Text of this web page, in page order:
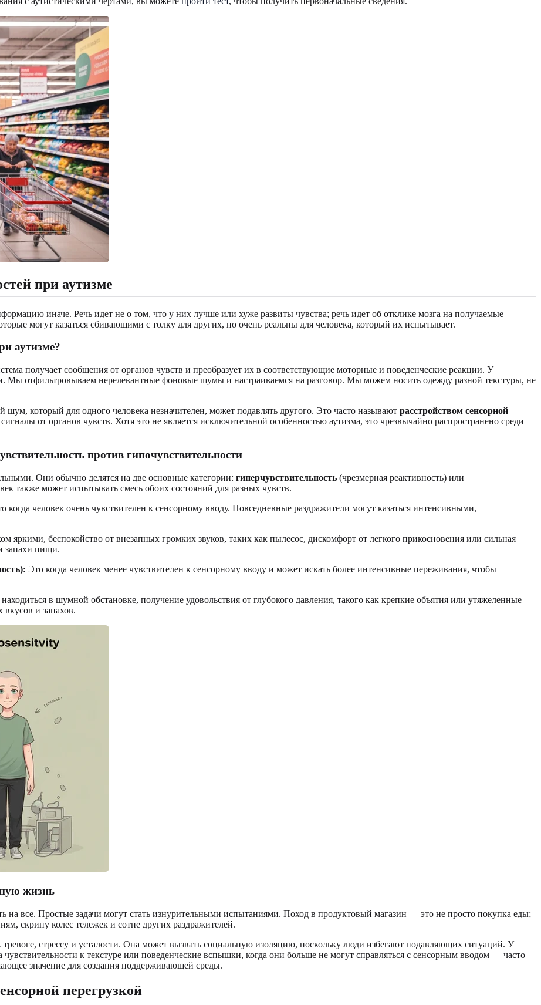
при аутизме
иначе. Речь идет не о том, что у них лучше или хуже развиты чувства; речь идет об отклике мозга на получаемые
могут казаться сбивающими с толку для других, но очень реальны для человека, который их испытывает.
аутизме?
получает сообщения от органов чувств и преобразует их в соответствующие моторные и поведенческие реакции. У
Мы отфильтровываем нерелевантные фоновые шумы и настраиваемся на разговор. Мы можем носить одежду разной текстуры, не
который для одного человека незначителен, может подавлять другого. Это часто называют расстройством сенсорной
от органов чувств. Хотя это не является исключительной особенностью аутизма, это чрезвычайно распространено среди
против гипочувствительности
Они обычно делятся на две основные категории: гиперчувствительность (чрезмерная реактивность) или
также может испытывать смесь обоих состояний для разных чувств.
когда человек очень чувствителен к сенсорному вводу. Повседневные раздражители могут казаться интенсивными,
яркими, беспокойство от внезапных громких звуков, таких как пылесос, дискомфорт от легкого прикосновения или сильная
запахи пищи.
Это когда человек менее чувствителен к сенсорному вводу и может искать более интенсивные переживания, чтобы
в шумной обстановке, получение удовольствия от глубокого давления, такого как крепкие объятия или утяжеленные
и запахов.
жизнь
на все. Простые задачи могут стать изнурительными испытаниями. Поход в продуктовый магазин — это не просто покупка еды;
скрипу колес тележек и сотне других раздражителей.
стрессу и усталости. Она может вызвать социальную изоляцию, поскольку люди избегают подавляющих ситуаций. У
чувствительности к текстуре или поведенческие вспышки, когда они больше не могут справляться с сенсорным вводом — часто
значение для создания поддерживающей среды.
перегрузкой